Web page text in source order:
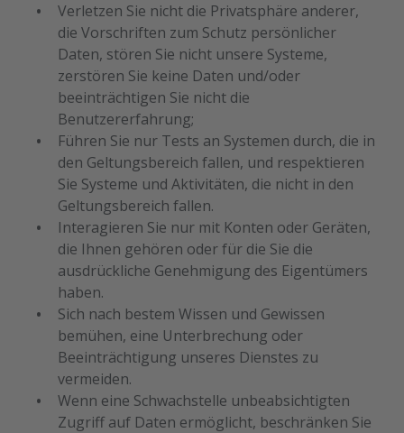
Verletzen Sie nicht die Privatsphäre anderer,
die Vorschriften zum Schutz persönlicher
Daten, stören Sie nicht unsere Systeme,
zerstören Sie keine Daten und/oder
beeinträchtigen Sie nicht die
Benutzererfahrung;
Führen Sie nur Tests an Systemen durch, die in
den Geltungsbereich fallen, und respektieren
Sie Systeme und Aktivitäten, die nicht in den
Geltungsbereich fallen.
Interagieren Sie nur mit Konten oder Geräten,
die Ihnen gehören oder für die Sie die
ausdrückliche Genehmigung des Eigentümers
haben.
Sich nach bestem Wissen und Gewissen
bemühen, eine Unterbrechung oder
Beeinträchtigung unseres Dienstes zu
vermeiden.
Wenn eine Schwachstelle unbeabsichtigten
Zugriff auf Daten ermöglicht, beschränken Sie